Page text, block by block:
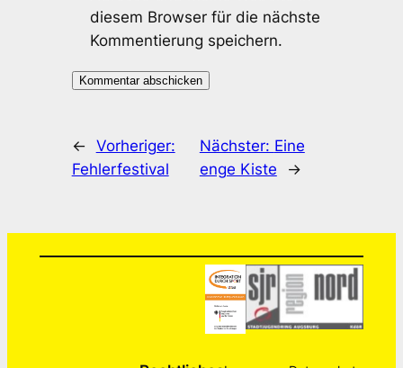
diesem Browser für die nächste
Kommentierung speichern.
← Vorheriger:
Fehlerfestival
Nächster: Eine
enge Kiste
→